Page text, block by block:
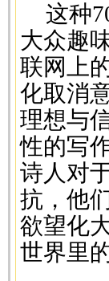
这种
大众趣
联网上
化取消
理想与
性的写
诗人对
抗，他
欲望化
世界里